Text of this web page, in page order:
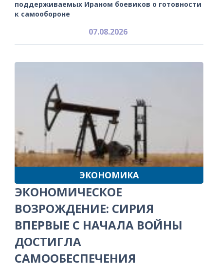
поддерживаемых Ираном боевиков о готовности
к самообороне
07.08.2026
ЭКОНОМИКА
ЭКОНОМИЧЕСКОЕ
ВОЗРОЖДЕНИЕ: СИРИЯ
ВПЕРВЫЕ С НАЧАЛА ВОЙНЫ
ДОСТИГЛА
САМООБЕСПЕЧЕНИЯ